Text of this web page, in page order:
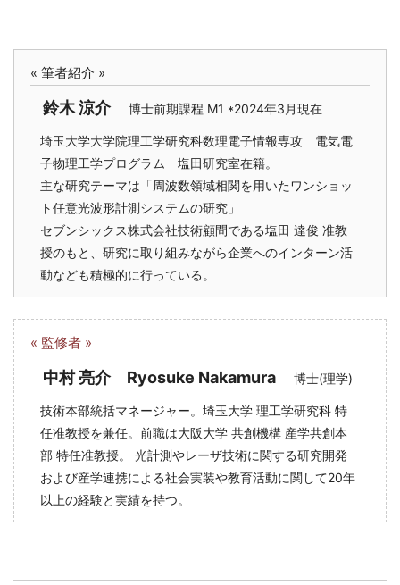
« 筆者紹介 »
鈴木 涼介 博士前期課程 M1 *2024年3月現在
埼玉大学大学院理工学研究科数理電子情報専攻 電気電
子物理工学プログラム 塩田研究室在籍。
主な研究テーマは「周波数領域相関を用いたワンショッ
ト任意光波形計測システムの研究」
セブンシックス株式会社技術顧問である塩田 達俊 准教
授のもと、研究に取り組みながら企業へのインターン活
動なども積極的に行っている。
« 監修者 »
中村 亮介 Ryosuke Nakamura 博士(理学)
技術本部統括マネージャー。埼玉大学 理工学研究科 特
任准教授を兼任。前職は大阪大学 共創機構 産学共創本
部 特任准教授。 光計測やレーザ技術に関する研究開発
および産学連携による社会実装や教育活動に関して20年
以上の経験と実績を持つ。